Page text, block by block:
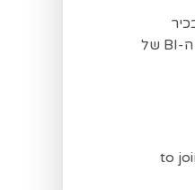
דאטה מיין - חטיבת ה-BI של
to